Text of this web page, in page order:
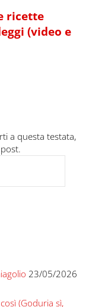
ricette
(video e
a questa testata,
23/05/2026
(Goduria sì,